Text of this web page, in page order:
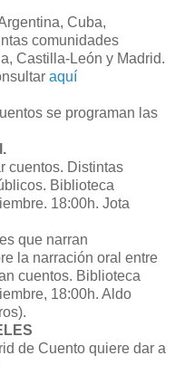
Cuba,
comunidades
Castilla-León y Madrid.
aquí
se programan las
cuentos. Distintas
Biblioteca
18:00h. Jota
que narran
la narración oral entre
cuentos. Biblioteca
18:00h. Aldo
de Cuento quiere dar a